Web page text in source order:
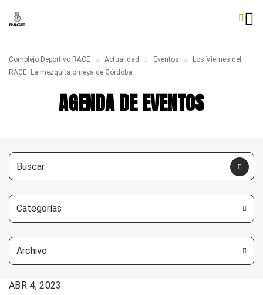
Complejo Deportivo RACE Actualidad Eventos
Los Viernes del
RACE: La mezquita omeya de Córdoba
AGENDA DE EVENTOS
Categorías
Archivo
FECHA:
ABR 4, 2023